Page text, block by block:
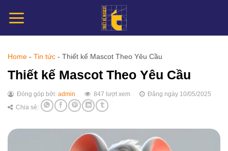
đến
Home - Tin tức - Thiết kế Mascot Theo Yêu Cầu
Thiết kế Mascot Theo Yêu Cầu
Đóng góp bởi: admin 847 lượt xem
Đăng ngày 10/05/2025
Chia sẻ: